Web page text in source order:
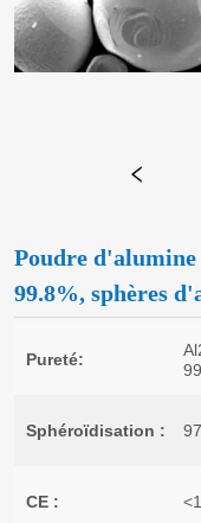
Poudre d'alumine
99.8%, sphères